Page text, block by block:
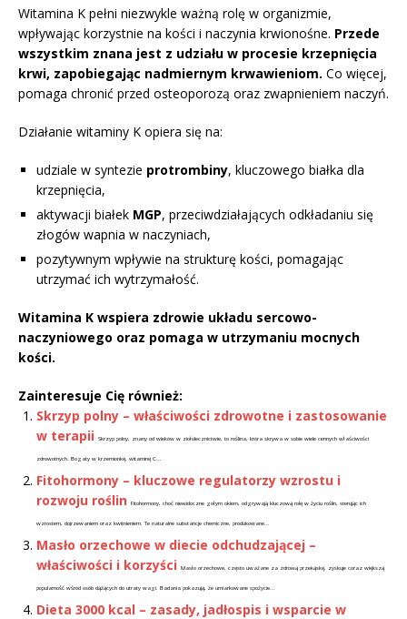
Witamina K pełni niezwykle ważną rolę w organizmie,
wpływając korzystnie na kości i naczynia krwionośne. Przede
wszystkim znana jest z udziału w procesie krzepnięcia
krwi, zapobiegając nadmiernym krwawieniom. Co więcej,
pomaga chronić przed osteoporozą oraz zwapnieniem naczyń.
Działanie witaminy K opiera się na:
udziale w syntezie protrombiny, kluczowego białka dla
krzepnięcia,
aktywacji białek MGP, przeciwdziałających odkładaniu się
złogów wapnia w naczyniach,
pozytywnym wpływie na strukturę kości, pomagając
utrzymać ich wytrzymałość.
Witamina K wspiera zdrowie układu sercowo-
naczyniowego oraz pomaga w utrzymaniu mocnych
kości.
Zainteresuje Cię również:
Skrzyp polny – właściwości zdrowotne i zastosowanie
w terapii
Skrzyp polny, znany od wieków w ziołolecznictwie, to roślina, która skrywa w sobie wiele cennych właściwości
zdrowotnych. Bogaty w krzemionkę, witaminę C...
Fitohormony – kluczowe regulatorzy wzrostu i
rozwoju roślin
Fitohormony, choć niewidoczne gołym okiem, odgrywają kluczową rolę w życiu roślin, sterując ich
wzrostem, dojrzewaniem oraz kwitnieniem. Te naturalne substancje chemiczne, produkowane...
Masło orzechowe w diecie odchudzającej –
właściwości i korzyści
Masło orzechowe, często uważane za zdrową przekąskę, zyskuje coraz większą
popularność wśród osób dążących do utraty wagi. Badania pokazują, że umiarkowane spożycie...
Dieta 3000 kcal – zasady, jadłospis i wsparcie w